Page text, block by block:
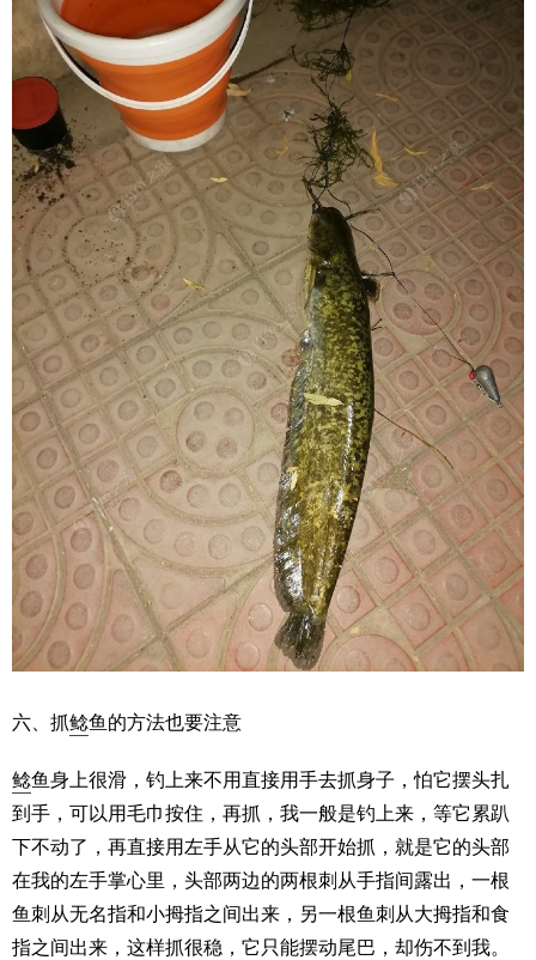
六、抓鲶鱼的方法也要注意
鲶鱼身上很滑，钓上来不用直接用手去抓身子，怕它摆头扎
到手，可以用毛巾按住，再抓，我一般是钓上来，等它累趴
下不动了，再直接用左手从它的头部开始抓，就是它的头部
在我的左手掌心里，头部两边的两根刺从手指间露出，一根
鱼刺从无名指和小拇指之间出来，另一根鱼刺从大拇指和食
指之间出来，这样抓很稳，它只能摆动尾巴，却伤不到我。